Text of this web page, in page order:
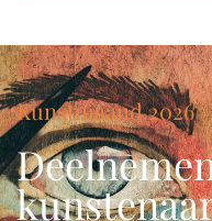
Kunstmaand 2026